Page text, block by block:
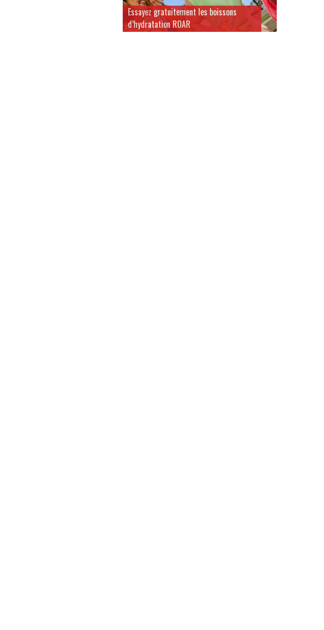
Essayez gratuitement les boissons
d’hydratation ROAR